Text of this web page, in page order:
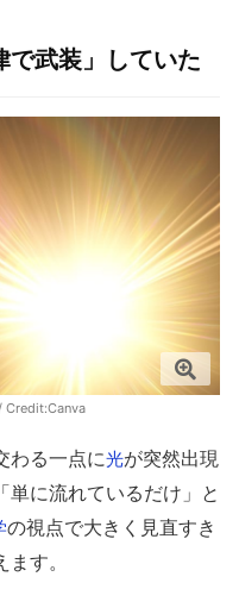
で武装」していた
Credit:Canva
わる一点に光が突然出現
に流れているだけ」と
の視点で大きく見直すき
す。